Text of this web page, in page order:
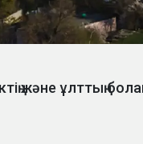
және ұлттың